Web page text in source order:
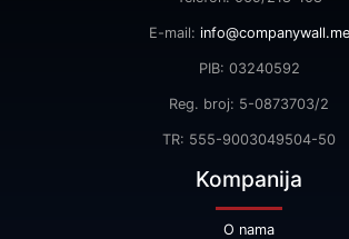
E-mail: info@companywall.me
PIB: 03240592
Reg. broj: 5-0873703/2
TR: 555-9003049504-50
Kompanija
O nama